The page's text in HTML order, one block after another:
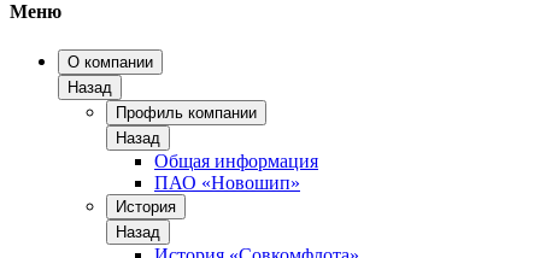
Меню
О компании
Назад
Профиль компании
Назад
Общая информация
ПАО «Новошип»
История
Назад